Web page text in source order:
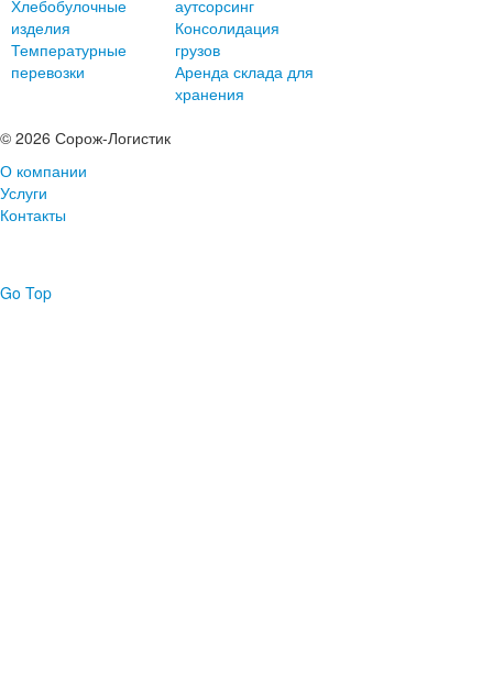
Хлебобулочные
изделия
Температурные
перевозки
аутсорсинг
Консолидация
грузов
Аренда склада для
хранения
© 2026 Сорож-Логистик
О компании
Услуги
Контакты
Go Top